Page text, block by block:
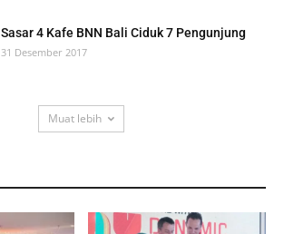
Sasar 4 Kafe BNN Bali Ciduk 7 Pengunjung
31 Desember 2017
Muat lebih